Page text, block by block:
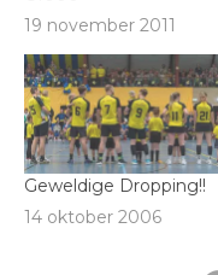
19 november 2011
Geweldige Dropping!!
14 oktober 2006